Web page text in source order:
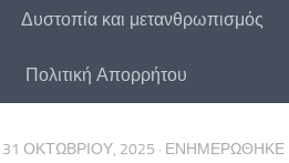
Δυστοπία και μετανθρωπισμός
Πολιτική Απορρήτου
31 ΟΚΤΩΒΡΊΟΥ, 2025 · ΕΝΗΜΕΡΏΘΗΚΕ